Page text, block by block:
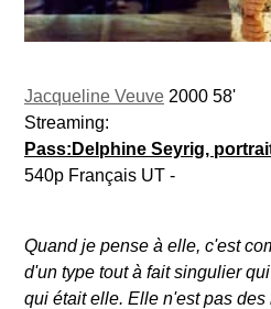
Jacqueline Veuve 2000 58'
Streaming:
Pass:Delphine Seyrig,
540p Français UT -
Quand je pense à elle, c'est
d'un type tout à fait singulier
qui était elle. Elle n'est pas des